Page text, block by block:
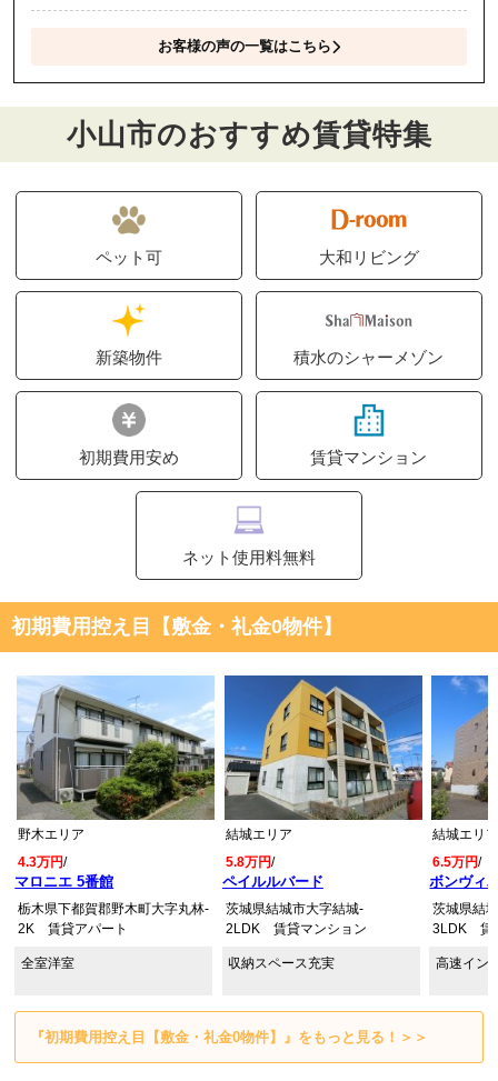
お客様の声の一覧はこちら
小山市のおすすめ賃貸特集
ペット可 大和リビング
新築物件 積水のシャーメゾン
初期費用安め 賃貸マンション
ネット使用料無料
初期費用控え目【敷金・礼金0物件】
マロニエ 5番館
野木エリア
4.3万円/
栃木県下都賀郡野木町大字丸林-
2K 賃貸アパート
全室洋室
ペイルルバード
結城エリア
5.8万円/
茨城県結城市大字結城-
2LDK 賃貸マンション
収納スペース充実
ボンヴィ
結城エリ
6.5万円/
茨城県結
3LDK 賃
高速イン
『初期費用控え目【敷金・礼金0物件】』をもっと見る！＞＞